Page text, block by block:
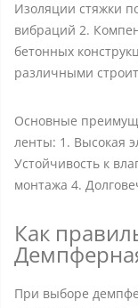
Изоляции стяжки
вибраций 2.
бетонных
различными
Основные
ленты: 1. Высокая
Устойчивость к
монтажа 4.
Как
При выборе